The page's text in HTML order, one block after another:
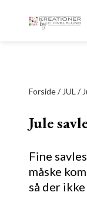
Forside/ JUL /
Jule
Fine
måske
så der